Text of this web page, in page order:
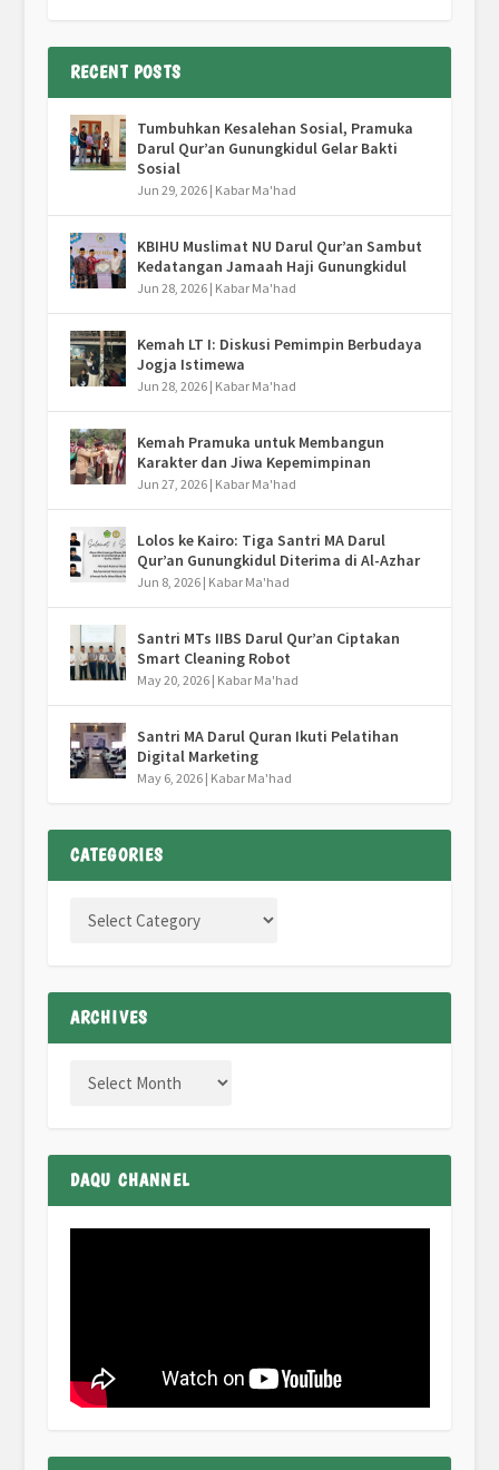
RECENT POSTS
Tumbuhkan Kesalehan Sosial, Pramuka
Darul Qur’an Gunungkidul Gelar Bakti
Sosial
Jun 29, 2026| Kabar Ma'had
KBIHU Muslimat NU Darul Qur’an Sambut
Kedatangan Jamaah Haji Gunungkidul
Jun 28, 2026| Kabar Ma'had
Kemah LT I: Diskusi Pemimpin Berbudaya
Jogja Istimewa
Jun 28, 2026| Kabar Ma'had
Kemah Pramuka untuk Membangun
Karakter dan Jiwa Kepemimpinan
Jun 27, 2026| Kabar Ma'had
Lolos ke Kairo: Tiga Santri MA Darul
Qur’an Gunungkidul Diterima di Al-Azhar
Jun 8, 2026| Kabar Ma'had
Santri MTs IIBS Darul Qur’an Ciptakan
Smart Cleaning Robot
May 20, 2026| Kabar Ma'had
Santri MA Darul Quran Ikuti Pelatihan
Digital Marketing
May 6, 2026| Kabar Ma'had
CATEGORIES
ARCHIVES
DAQU CHANNEL